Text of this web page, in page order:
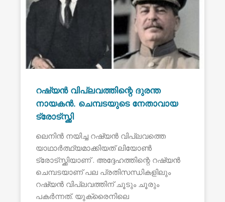
റഷ്യൻ വിപ്ലവത്തിന്റെ ദുരന്ത
നായകൻ. ചെമ്പടയുടെ നേതാവായ
ട്രോട്സ്ക്കി
ലെനിൻ നയിച്ച റഷ്യൻ വിപ്ലവത്തെ
യാഥാർത്ഥ്യമാക്കിയത് ലിയോൺ
ട്രോട്സ്ക്കിയാണ് . അദ്ദേഹത്തിന്റെ റഷ്യൻ
ചെമ്പടയാണ് പല പ്രതിസന്ധികളിലും
റഷ്യൻ വിപ്ലവത്തിന് ചൂടും ചൂരും
പകർന്നത്. യുക്രൈനിലെ